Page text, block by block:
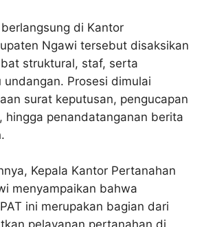
di Kantor
Ngawi tersebut disaksikan
struktural, staf, serta
Prosesi dimulai
surat keputusan, pengucapan
hingga penandatanganan berita
Kepala Kantor Pertanahan
menyampaikan bahwa
ini merupakan bagian dari